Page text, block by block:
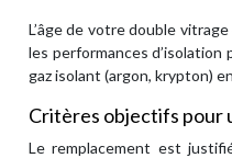
L’âge de votre double
les performances
gaz isolant (argon, krypton)
Critères objectifs pour
Le remplacement est